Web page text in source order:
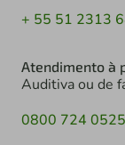
+ 55 51 2313
Atendimento à
Auditiva ou de
0800 724 0525